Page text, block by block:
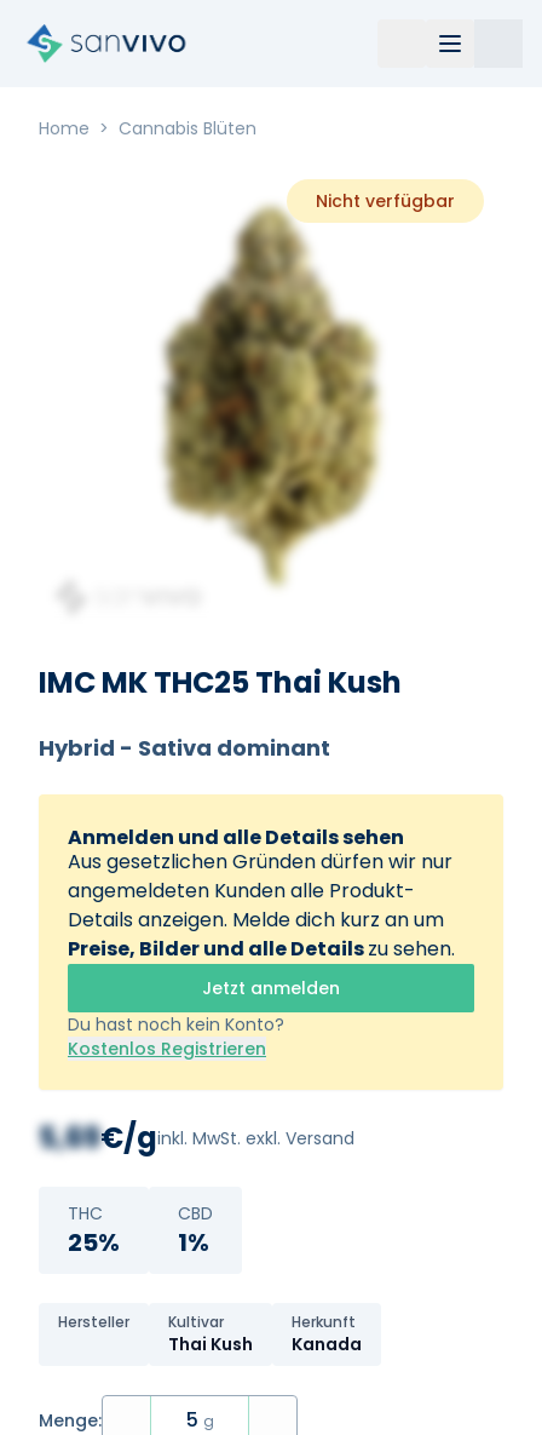
Home > Cannabis Blüten
Nicht verfügbar
IMC MK THC25 Thai Kush
Hybrid - Sativa dominant
Anmelden und alle Details sehen
Aus gesetzlichen Gründen dürfen wir nur
angemeldeten Kunden alle Produkt-
Details anzeigen. Melde dich kurz an um
Preise, Bilder und alle Detailszu sehen.
Jetzt anmelden
Du hast noch kein Konto?
Kostenlos Registrieren
5,69€/ginkl. MwSt. exkl. Versand
THC
25%
CBD
1%
Hersteller Kultivar
Thai Kush
Herkunft
Kanada
Menge: 5 g